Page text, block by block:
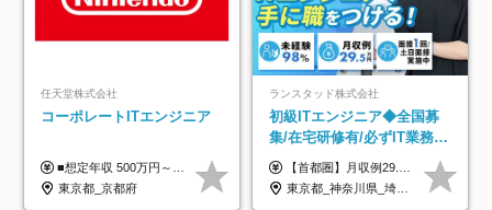
任天堂株式会社
コーポレートITエンジニア
■想定年収 500万円～900万円 月給制 月給278,000円～ ※残業が発生した場合、残業代を別途全額支給します ※試用期間2ヶ月あり(待遇や給与に差異はありません)
東京都_京都府
ランスタッド株式会社
初級ITエンジニア◆全国募
集/在宅研修有/必ずIT業務配
属/月収例29.5万円/Web面接
1回/SE
【首都圏】月収例29.5万円（月給26万円＋諸手当） 【東海・関西】月収例28.5万円（月給25万円＋諸手当） 【九州】月収例26万円（月給23万円＋諸手当） ※経験・スキル・前職給与を踏まえ、総合的に判断して決定します。 例：首都圏 月収例31万円（月給27万円＋諸手当） ◆各種手当 ・通勤手当（上限4万円まで） ・残業代手当（1分単位で全額支給） ※固定残業代制は採用しておりません ・深夜勤務手当 ・資格取得支援（ランクに応じてお祝い金1万円～10万円を支給） ◆昇給：年1回 ◆補足 ・研修中1ヶ月間は、時給1670円となります。 ・試用期間6ヶ月あり。その間の待遇に変更はありません。 ※詳細は面接時にご案内します。
東京都_神奈川県_埼玉県_千葉県_大阪府_愛知県_兵庫県_京都府_福岡県